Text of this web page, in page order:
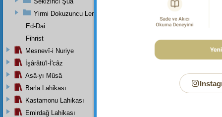
Yirmi Dokuzuncu Lem'adan İkinci Bab
Ed-Dai
Fihrist
Mesnevî-i Nuriye
İşârâtü'l-İ'câz
Asâ-yı Mûsâ
Barla Lahikası
Kastamonu Lahikası
Emirdağ Lahikası